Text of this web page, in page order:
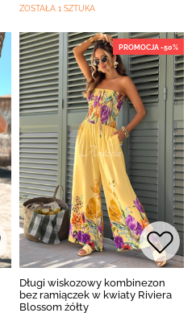
ZOSTAŁA 1 SZTUKA
PROMOCJA -50%
Długi wiskozowy kombinezon
bez ramiączek w kwiaty Riviera
Blossom żółty